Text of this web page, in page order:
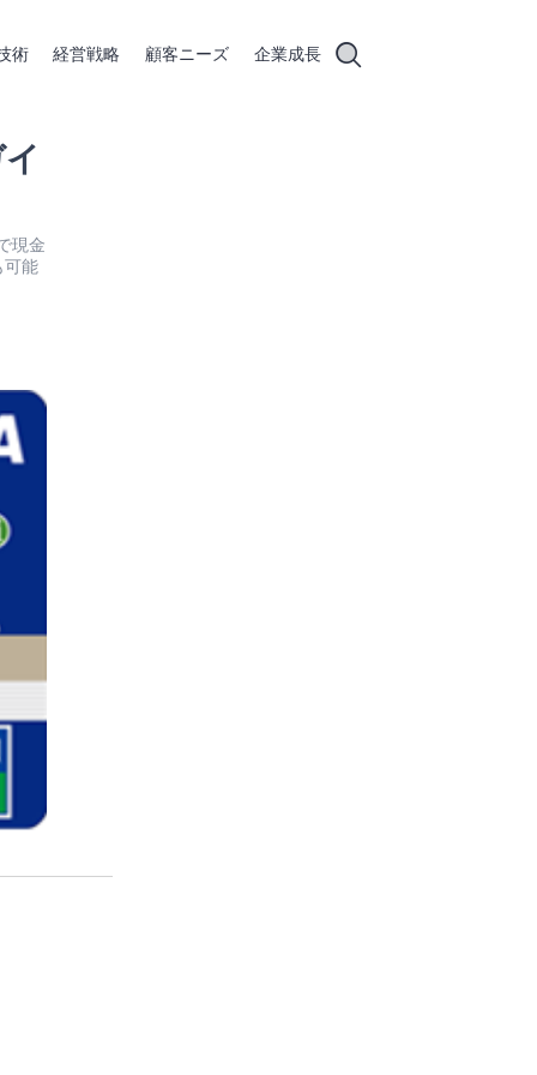
術 経営戦略 顧客ニーズ 企業成長
現金
可能